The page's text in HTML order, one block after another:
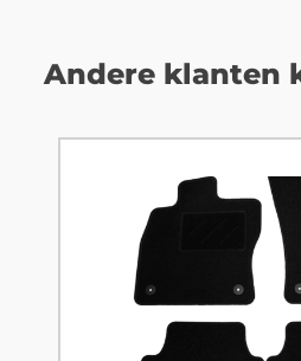
Andere klanten